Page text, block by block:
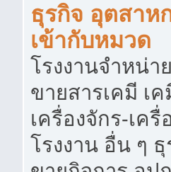
ธุรกิจ อุตสาห
เข้ากับหมวด
โรงงานจำหน่
ขายสารเคมี เ
เครื่องจักร-เค
โรงงาน อื่น ๆ